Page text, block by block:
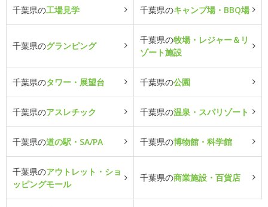
千葉県の工場見学 千葉県のキャンプ場・BBQ場
千葉県のグランピング
千葉県の牧場・レジャー＆リ
ゾート施設
千葉県のタワー・展望台 千葉県の公園
千葉県のアスレチック 千葉県の温泉・スパリゾート
千葉県の道の駅・SA/PA 千葉県の博物館・科学館
千葉県のアウトレット・ショ
ッピングモール
千葉県の商業施設・百貨店